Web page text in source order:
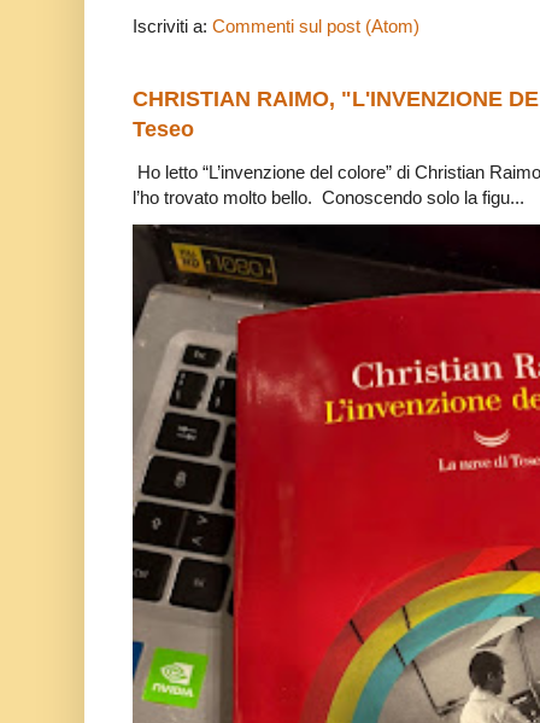
Iscriviti a: Commenti sul post (Atom)
CHRISTIAN RAIMO, "L'INVENZIONE
Teseo
Ho letto “L’invenzione del colore” di Christian
l’ho trovato molto bello. Conoscendo solo la figu...